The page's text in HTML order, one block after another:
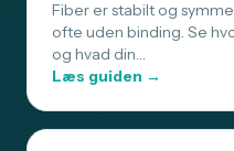
Fiber er stabilt og
ofte uden binding. Se
og hvad din…
Læs guiden →